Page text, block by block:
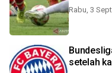
Rabu, 3
setelah